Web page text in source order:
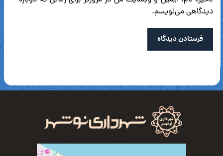
دیدگاهی می‌نویسم.
فرستادن دیدگاه